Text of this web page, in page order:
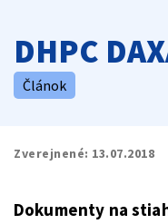
DHPC
Článok
Zverejnené: 13.07.2018
Dokumenty na